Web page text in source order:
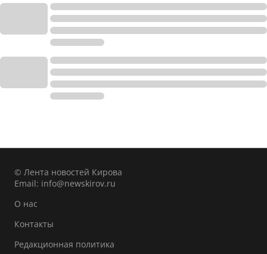
© Лента новостей Кирова
Email: info@newskirov.ru
О нас
Контакты
Редакционная политика